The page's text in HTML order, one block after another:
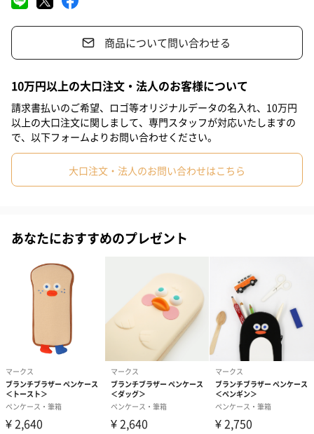
です。
これがあるだけで机上が賑やかになるような、キュートなデザイ
ン。背面の開閉しやすいジッパーは、中身がよく見え、取り出し
やすい大きめサイズです。筆記用具だけでなく、充電器など様々
なモノの収納ケースとしてもおすすめです。
2色をご用意
ダック・イエロー
商品詳細情報
サイズ
縦26.0cmX横16.0cmX厚さ2.5cm
素材
コットン・メタル
#義母 #部下女性
#上司女性 #祖母 #母親 #妻
#20代後半 #30代 #40代 #50代 #60代 #70代
#80代 #90代
商品について問い合わせる
10万円以上の大口注文・法人のお客様について
請求書払いのご希望、ロゴ等オリジナルデータの名入れ、10万円
以上の大口注文に関しまして、専門スタッフが対応いたしますの
で、以下フォームよりお問い合わせください。
大口注文・法人のお問い合わせはこちら
あなたにおすすめのプレゼント